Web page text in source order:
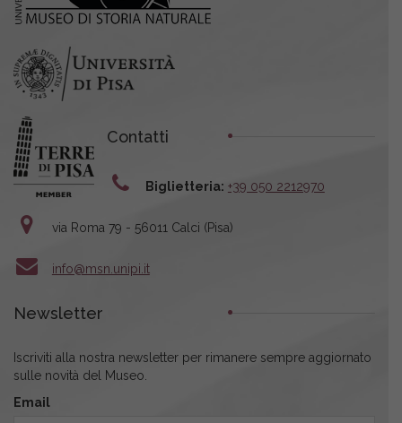
Contatti
Biglietteria: +39 050 2212970
via Roma 79 - 56011 Calci (Pisa)
info@msn.unipi.it
Newsletter
Iscriviti alla nostra newsletter per rimanere sempre aggiornato
sulle novità del Museo.
Email